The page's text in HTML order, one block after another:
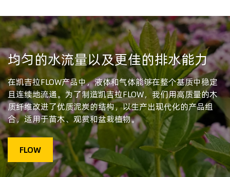
均匀的水流量以及更佳的排水能力
在凯吉拉FLOW产品中，液体和气体能够在整个基质中稳定
且连续地流通。为了制造凯吉拉FLOW，我们用高质量的木
质纤维改进了优质泥炭的结构，以生产出现代化的产品组
合，适用于苗木、观赏和盆栽植物。
FLOW